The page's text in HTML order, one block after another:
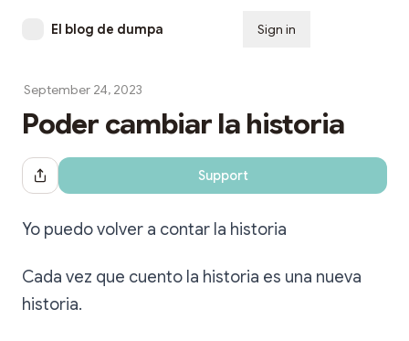
El blog de dumpa Sign in
September 24, 2023
Poder cambiar la historia
Share Dialog Support
Yo puedo volver a contar la historia
Cada vez que cuento la historia es una nueva
historia.